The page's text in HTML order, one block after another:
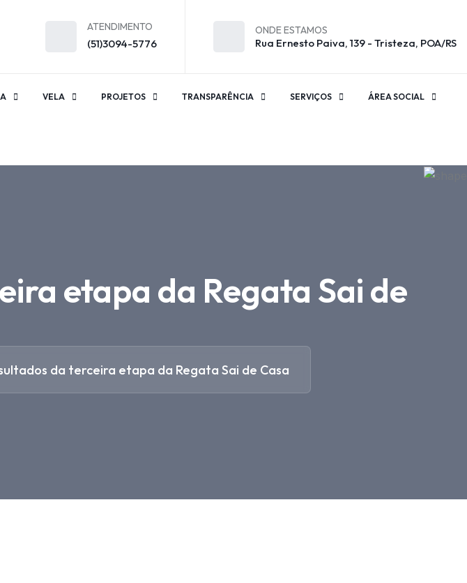
ATENDIMENTO
(51)3094-5776
ONDE ESTAMOS
Rua Ernesto Paiva, 139 - Tristeza, POA/RS
VELA PROJETOS TRANSPARÊNCIA SERVIÇOS ÁREA SOCIAL
etapa da Regata Sai de
da terceira etapa da Regata Sai de Casa